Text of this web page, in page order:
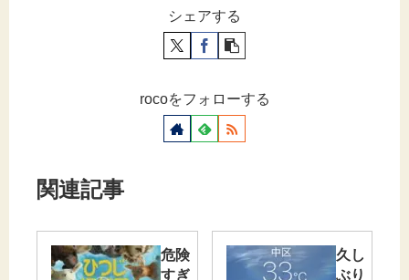
シェアする
rocoをフォローする
関連記事
危険
すぎ
久し
ぶり